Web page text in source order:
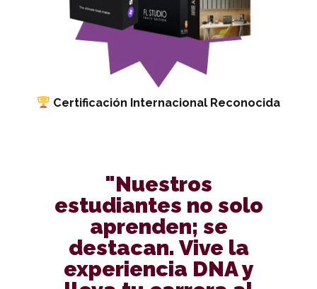
Certificación Internacional Reconocida
"Nuestros
estudiantes no solo
aprenden; se
destacan. Vive la
experiencia DNA y